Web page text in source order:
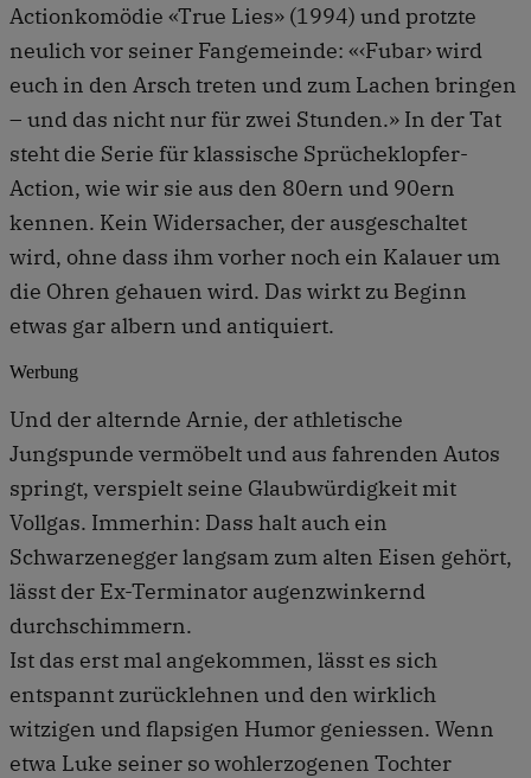
Actionkomödie «True Lies» (1994) und protzte
neulich vor seiner Fangemeinde: «‹Fubar› wird
euch in den Arsch treten und zum Lachen bringen
– und das nicht nur für zwei Stunden.» In der Tat
steht die Serie für klassische Sprücheklopfer-
Action, wie wir sie aus den 80ern und 90ern
kennen. Kein Widersacher, der ausgeschaltet
wird, ohne dass ihm vorher noch ein Kalauer um
die Ohren gehauen wird. Das wirkt zu Beginn
etwas gar albern und antiquiert.
Werbung
Und der alternde Arnie, der athletische
Jungspunde vermöbelt und aus fahrenden Autos
springt, verspielt seine Glaubwürdigkeit mit
Vollgas. Immerhin: Dass halt auch ein
Schwarzenegger langsam zum alten Eisen gehört,
lässt der Ex-Terminator augenzwinkernd
durchschimmern.
Ist das erst mal angekommen, lässt es sich
entspannt zurücklehnen und den wirklich
witzigen und flapsigen Humor geniessen. Wenn
etwa Luke seiner so wohlerzogenen Tochter